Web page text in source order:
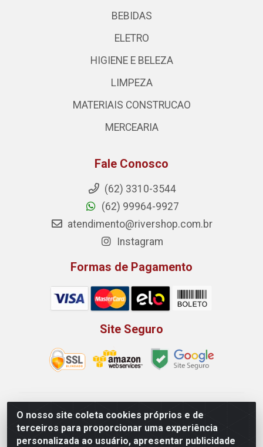
O nosso site coleta cookies próprios e de
terceiros para proporcionar uma experiência
personalizada ao usuário, apresentar publicidade
BEBIDAS
ELETRO
HIGIENE E BELEZA
LIMPEZA
MATERIAIS CONSTRUCAO
MERCEARIA
Fale Conosco
(62) 3310-3544
(62) 99964-9927
atendimento@rivershop.com.br
Instagram
Formas de Pagamento
Site Seguro
Rio Vermelho Distribuição de Alimentos LTDA - Rodovia
BR, 153, KM 52 N 00 QD 00 LT 16 - Bairro Jardim
Eldorado, Anápolis/GO - CEP 75.045-190 - CNPJ